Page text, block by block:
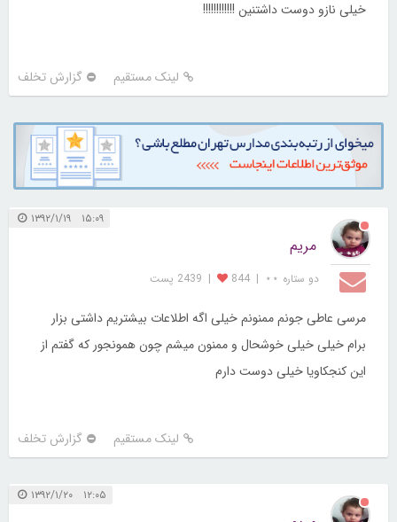
خیلی نازو دوست داشتنین !!!!!!!!!!!!
لینک مستقیم گزارش تخلف
۱۵:۰۹ ۱۳۹۲/۱/۱۹
مریم
دو ستاره ⋆⋆ |
844
| 2439 پست
مرسی عاطی جونم ممنونم خیلی اگه اطلاعات بیشتریم داشتی بزار
برام خیلی خیلی خوشحال و ممنون میشم چون همونجور که گفتم از
این کنجکاویا خیلی دوست دارم
لینک مستقیم گزارش تخلف
۱۲:۰۵ ۱۳۹۲/۱/۲۰